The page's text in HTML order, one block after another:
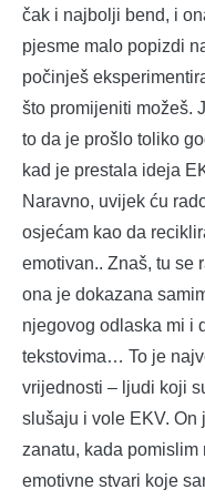
čak i najbolji bend, i
pjesme malo popizdi
počinješ
što promijeniti možeš.
to da je prošlo toliko
kad je prestala ideja
Naravno, uvijek ću
osjećam kao da
emotivan.. Znaš, tu se
ona je dokazana
njegovog odlaska mi i
tekstovima… To je
vrijednosti – ljudi koji
slušaju i vole EKV. On
zanatu, kada
emotivne stvari koje